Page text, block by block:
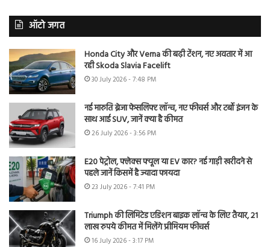
ऑटो जगत
Honda City और Verna की बढ़ी टेंशन, नए अवतार में आ
रही Skoda Slavia Facelift
30 July 2026 - 7:48 PM
नई मारुति ब्रेजा फेसलिफ्ट लॉन्च, नए फीचर्स और टर्बो इंजन के
साथ आई SUV, जानें क्या है कीमत
26 July 2026 - 3:56 PM
E20 पेट्रोल, फ्लेक्स फ्यूल या EV कार? नई गाड़ी खरीदने से
पहले जानें किसमें है ज्यादा फायदा
23 July 2026 - 7:41 PM
Triumph की लिमिटेड एडिशन बाइक लॉन्च के लिए तैयार, 21
लाख रुपये कीमत में मिलेंगे प्रीमियम फीचर्स
16 July 2026 - 3:17 PM